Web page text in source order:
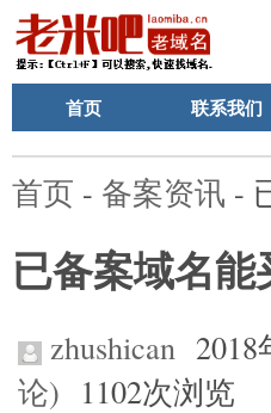
首页 联系我们
首页 - 备案资讯 -
已备案域名
zhushican 2018
论) 1102次浏览